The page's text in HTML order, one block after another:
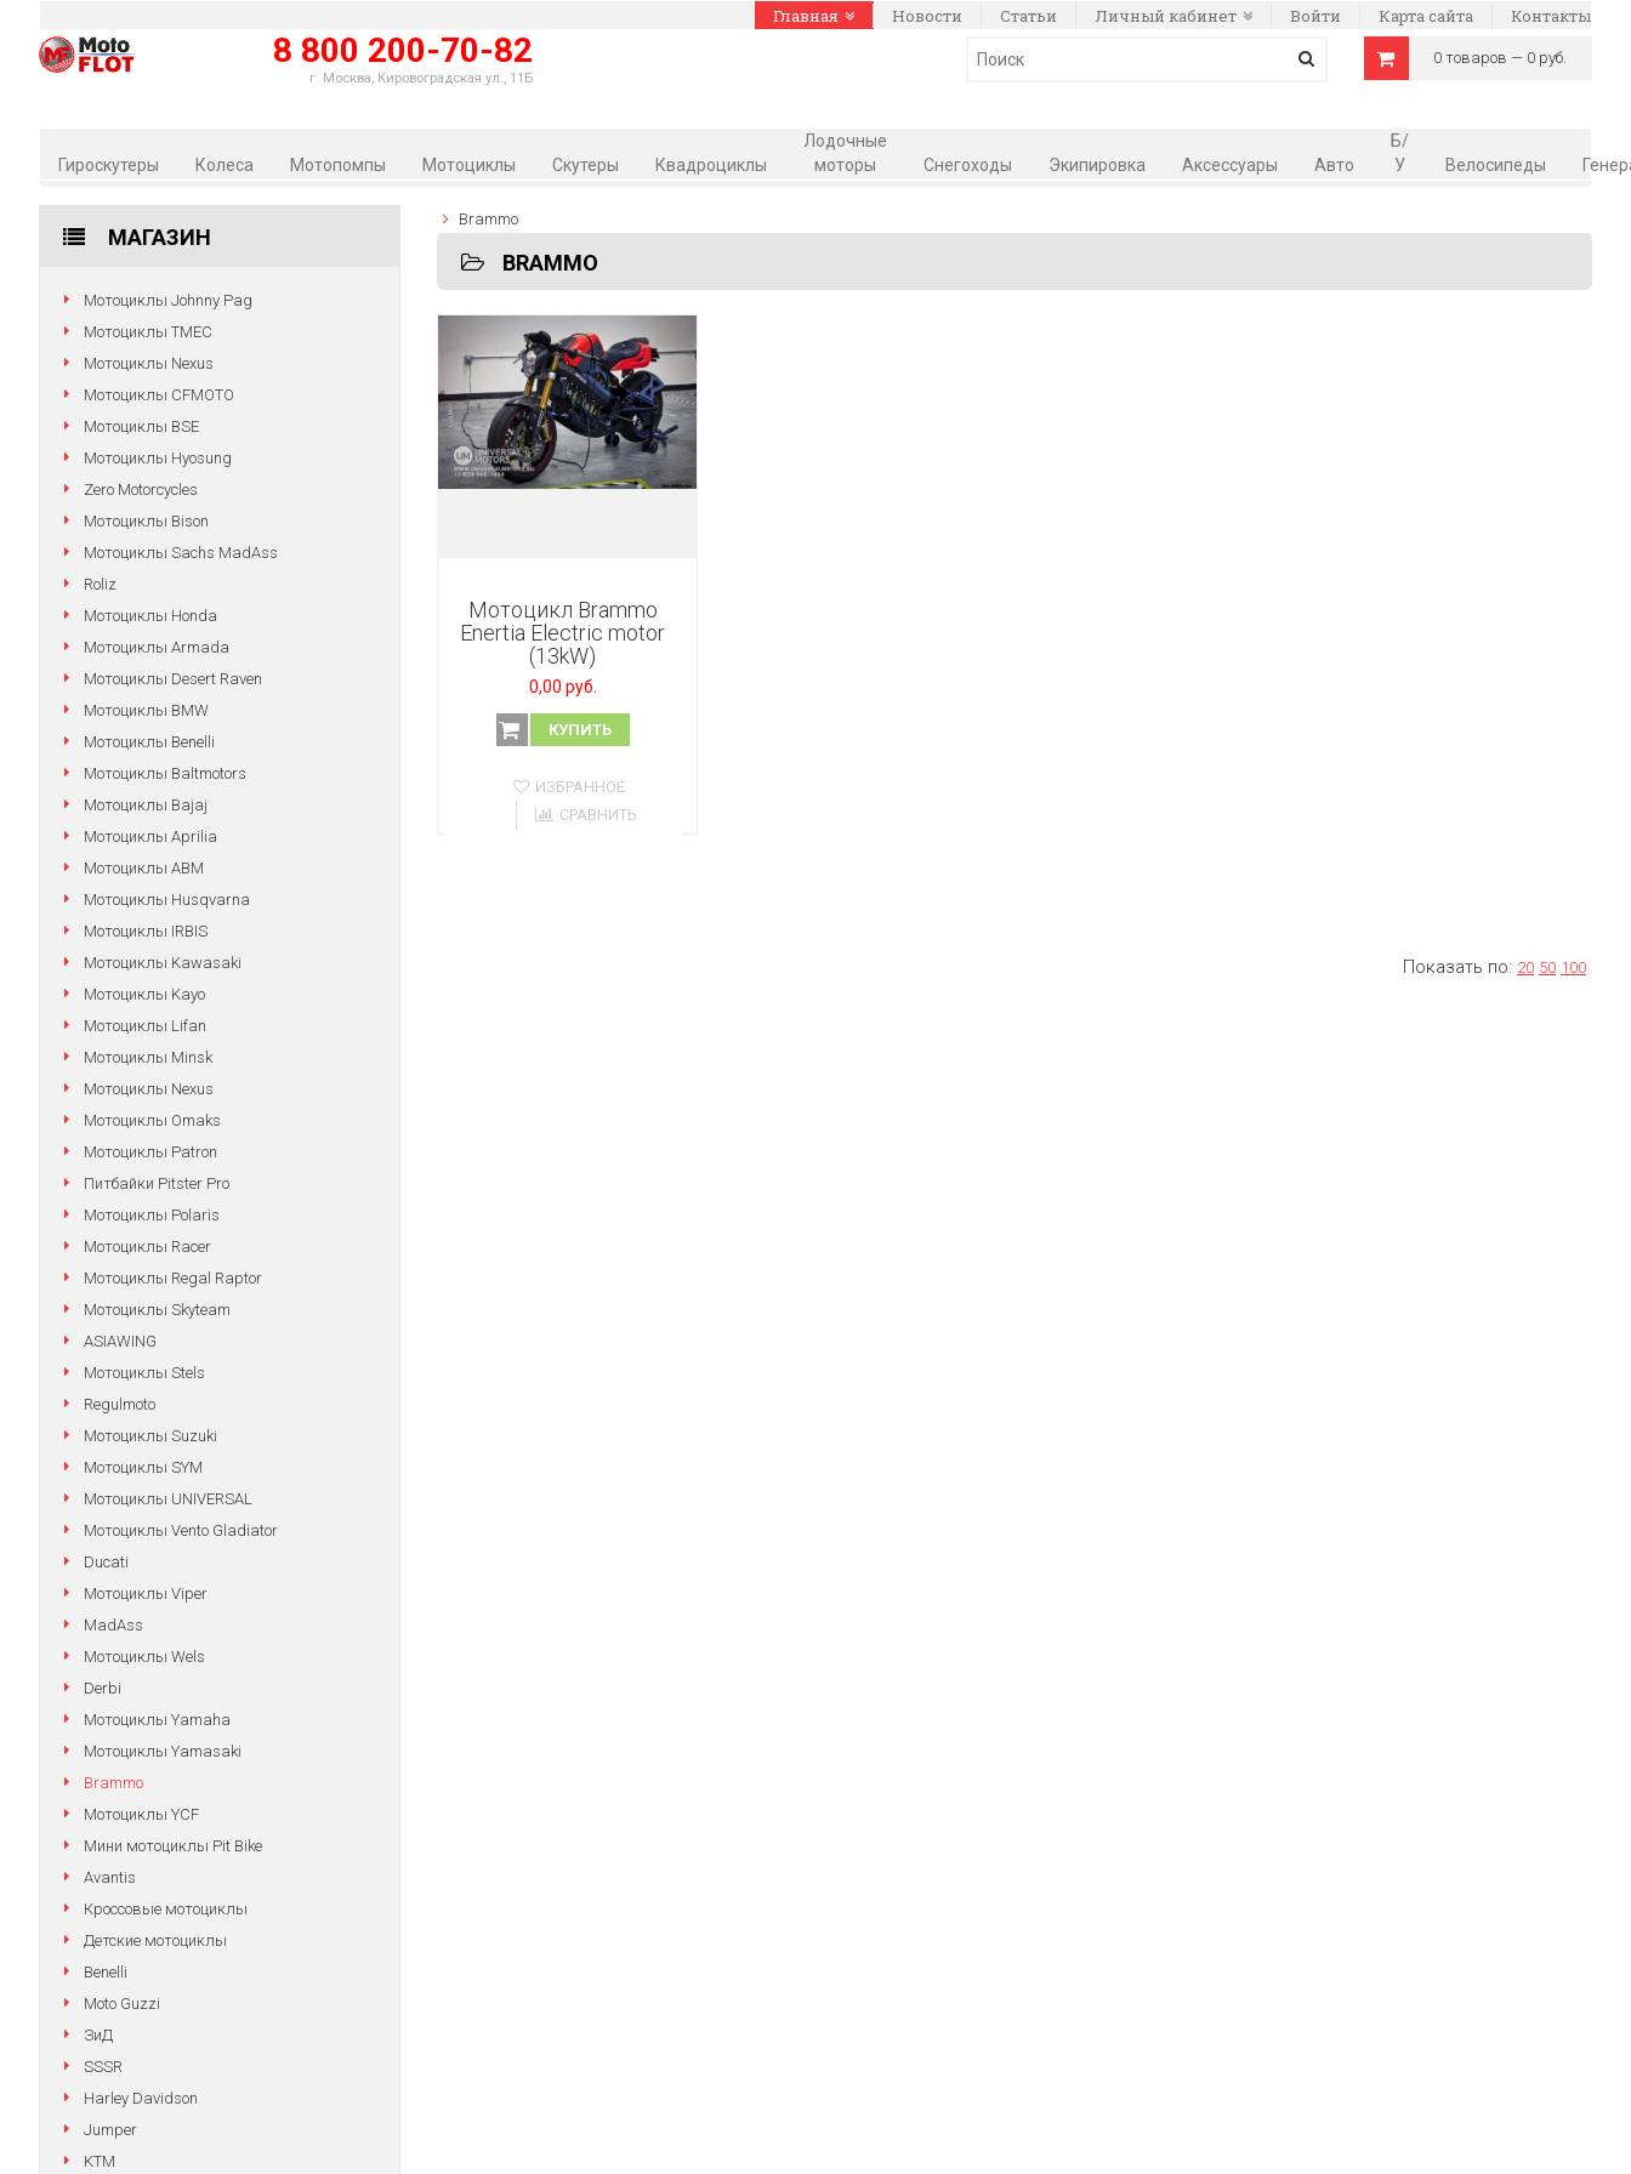
Главная Новости Статьи Личный кабинет Войти Карта сайта Контакты
8 800 200-70-82
г. Москва, Кировоградская ул., 11Б
0 товаров — 0 руб.
Гироскутеры Колеса Мотопомпы Мотоциклы Скутеры Квадроциклы
Лодочные
моторы
Снегоходы Экипировка Аксессуары Авто
Б/
У
Велосипеды
МАГАЗИН
Мотоциклы Johnny Pag
Мотоциклы TMEC
Мотоциклы Nexus
Мотоциклы CFMOTO
Мотоциклы BSE
Мотоциклы Hyosung
Zero Motorcycles
Мотоциклы Bison
Мотоциклы Sachs MadAss
Roliz
Мотоциклы Honda
Мотоциклы Armada
Мотоциклы Desert Raven
Мотоциклы BMW
Мотоциклы Benelli
Мотоциклы Baltmotors
Мотоциклы Bajaj
Мотоциклы Aprilia
Мотоциклы АВМ
Мотоциклы Husqvarna
Мотоциклы IRBIS
Мотоциклы Kawasaki
Мотоциклы Kayo
Мотоциклы Lifan
Мотоциклы Minsk
Мотоциклы Nexus
Мотоциклы Omaks
Мотоциклы Patron
Питбайки Pitster Pro
Мотоциклы Polaris
Мотоциклы Racer
Мотоциклы Regal Raptor
Мотоциклы Skyteam
ASIAWING
Мотоциклы Stels
Regulmoto
Мотоциклы Suzuki
Мотоциклы SYM
Мотоциклы UNIVERSAL
Мотоциклы Vento Gladiator
Ducati
Мотоциклы Viper
MadAss
Мотоциклы Wels
Derbi
Мотоциклы Yamaha
Мотоциклы Yamasaki
Brammo
Мотоциклы YCF
Мини мотоциклы Pit Bike
Avantis
Кроссовые мотоциклы
Детские мотоциклы
Benelli
Moto Guzzi
ЗиД
SSSR
Harley Davidson
Jumper
KTM
Brammo
BRAMMO
Мотоцикл Brammo
Enertia Electric motor
(13kW)
0,00 руб.
КУПИТЬ
ИЗБРАННОЕ
СРАВНИТЬ
Показать по: 20 50 100